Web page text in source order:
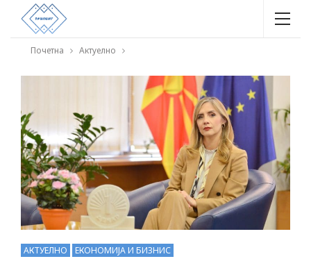
Почетна Актуелно
АКТУЕЛНО ЕКОНОМИЈА И БИЗНИС